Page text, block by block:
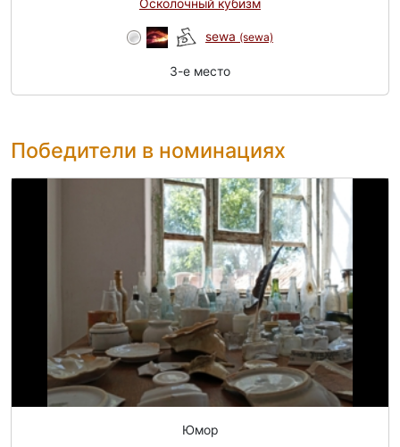
Осколочный кубизм
sewa (sewa)
3-e место
Победители в номинациях
Юмор